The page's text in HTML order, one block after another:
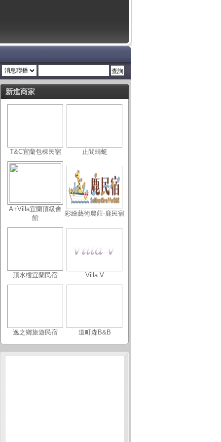
新進商家
T&C宜蘭包棟民宿 止間蜻蜓
A+Villa宜蘭頂級會
館
彩繪藝術農莊-鹿民宿
頂水樓宜蘭民宿 Villa V
逸之鄉旅遊民宿 道町森B&B